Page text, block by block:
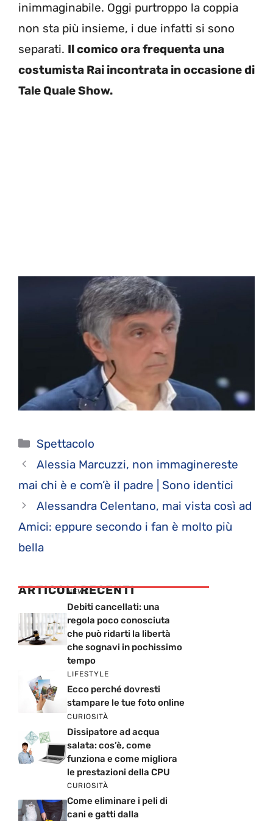
inimmaginabile. Oggi purtroppo la coppia
non sta più insieme, i due infatti si sono
separati. Il comico ora frequenta una
costumista Rai incontrata in occasione di
Tale Quale Show.
Categorie
Spettacolo
Alessia Marcuzzi, non immaginereste
mai chi è e com’è il padre | Sono identici
Alessandra Celentano, mai vista così ad
Amici: eppure secondo i fan è molto più
bella
ARTICOLI RECENTI
NEWS
Debiti cancellati: una
regola poco conosciuta
che può ridarti la libertà
che sognavi in pochissimo
tempo
LIFESTYLE
Ecco perché dovresti
stampare le tue foto online
CURIOSITÀ
Dissipatore ad acqua
salata: cos’è, come
funziona e come migliora
le prestazioni della CPU
CURIOSITÀ
Come eliminare i peli di
cani e gatti dalla